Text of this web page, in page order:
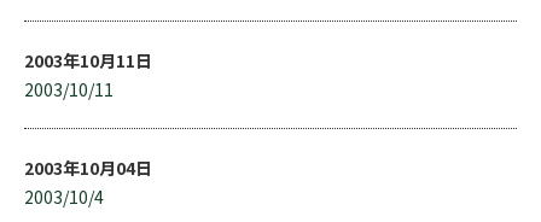
2003年10月11日
2003/10/11
2003年10月04日
2003/10/4